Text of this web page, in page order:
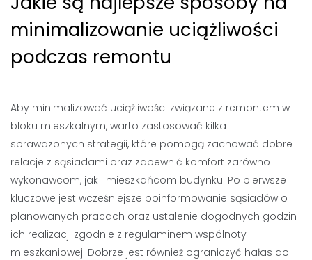
minimalizowanie uciążliwości
podczas remontu
Aby minimalizować uciążliwości związane z remontem w
bloku mieszkalnym, warto zastosować kilka
sprawdzonych strategii, które pomogą zachować dobre
relacje z sąsiadami oraz zapewnić komfort zarówno
wykonawcom, jak i mieszkańcom budynku. Po pierwsze
kluczowe jest wcześniejsze poinformowanie sąsiadów o
planowanych pracach oraz ustalenie dogodnych godzin
ich realizacji zgodnie z regulaminem wspólnoty
mieszkaniowej. Dobrze jest również ograniczyć hałas do